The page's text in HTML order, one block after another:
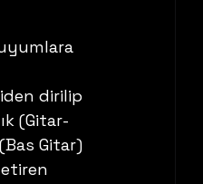
dirilip
(Gitar-
Gitar)